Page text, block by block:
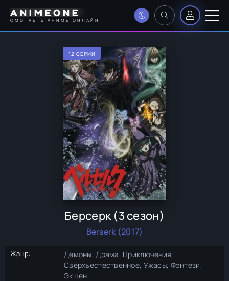
ANIMEONE
СМОТРЕТЬ АНИМЕ ОНЛАЙН
12 СЕРИИ
Берсерк (3 сезон)
Berserk (2017)
Жанр:
Демоны, Драма, Приключения,
Сверхъестественное, Ужасы, Фэнтези,
Экшен